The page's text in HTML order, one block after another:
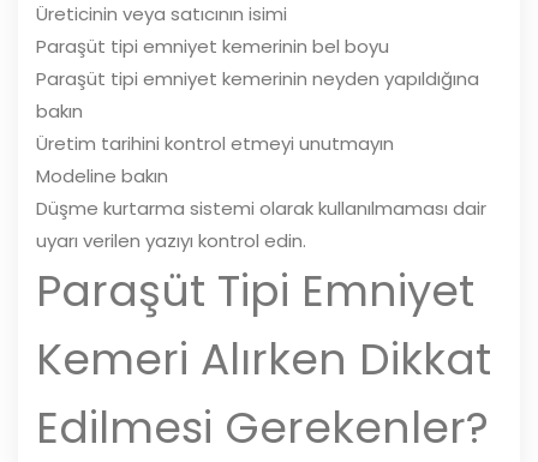
Üreticinin veya satıcının isimi
Paraşüt tipi emniyet kemerinin bel boyu
Paraşüt tipi emniyet kemerinin neyden yapıldığına
bakın
Üretim tarihini kontrol etmeyi unutmayın
Modeline bakın
Düşme kurtarma sistemi olarak kullanılmaması dair
uyarı verilen yazıyı kontrol edin.
Paraşüt Tipi Emniyet
Kemeri Alırken Dikkat
Edilmesi Gerekenler?